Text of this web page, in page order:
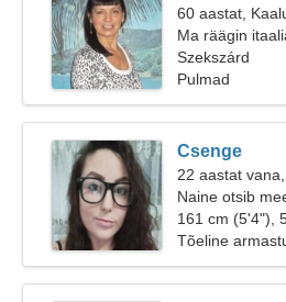
60 aastat,
Ma räägin
Szekszárd
Pulmad
Csenge
22 aastat
Naine otsib
161 cm (5'4"),
Tõeline